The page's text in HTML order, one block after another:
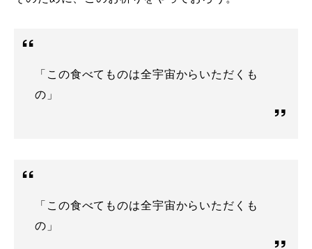
「この食べてものは全宇宙からいただくも
の」
「この食べてものは全宇宙からいただくも
の」